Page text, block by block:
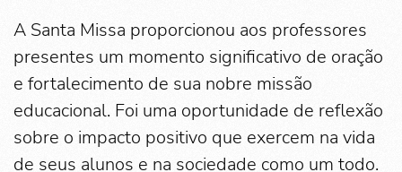
A Santa Missa proporcionou aos professores
presentes um momento significativo de oração
e fortalecimento de sua nobre missão
educacional. Foi uma oportunidade de reflexão
sobre o impacto positivo que exercem na vida
de seus alunos e na sociedade como um todo.